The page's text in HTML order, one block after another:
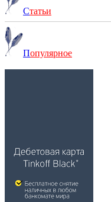
Статьи
Популярное